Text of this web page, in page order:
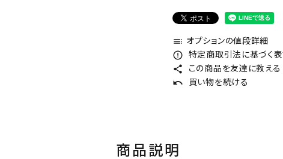
toc オプションの値段詳細
error_outline 特定商取引法に基づく
share この商品を友達に教える
undo 買い物を続ける
商品説明